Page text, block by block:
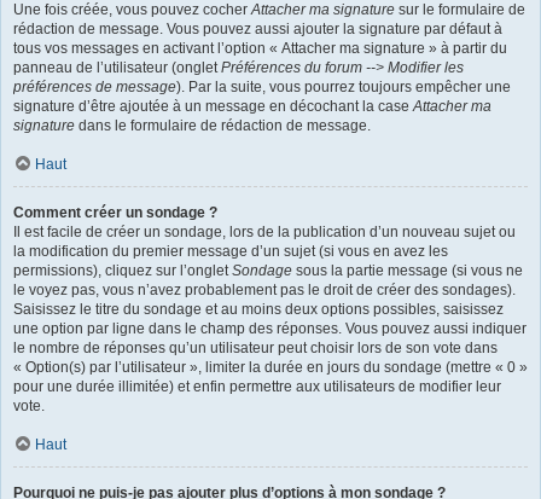
Une fois créée, vous pouvez cocherAttacher ma signature sur le formulaire de
rédaction de message. Vous pouvez aussi ajouter la signature par défaut à
tous vos messages en activant l’option « Attacher ma signature » à partir du
panneau de l’utilisateur (ongletPréférences du forum --> Modifier les
préférences de message). Par la suite, vous pourrez toujours empêcher une
signature d’être ajoutée à un message en décochant la caseAttacher ma
signature dans le formulaire de rédaction de message.
Haut
Comment créer un sondage ?
Il est facile de créer un sondage, lors de la publication d’un nouveau sujet ou
la modification du premier message d’un sujet (si vous en avez les
permissions), cliquez sur l’ongletSondage sous la partie message (si vous ne
le voyez pas, vous n’avez probablement pas le droit de créer des sondages).
Saisissez le titre du sondage et au moins deux options possibles, saisissez
une option par ligne dans le champ des réponses. Vous pouvez aussi indiquer
le nombre de réponses qu’un utilisateur peut choisir lors de son vote dans
« Option(s) par l’utilisateur », limiter la durée en jours du sondage (mettre « 0 »
pour une durée illimitée) et enfin permettre aux utilisateurs de modifier leur
vote.
Haut
Pourquoi ne puis-je pas ajouter plus d’options à mon sondage ?